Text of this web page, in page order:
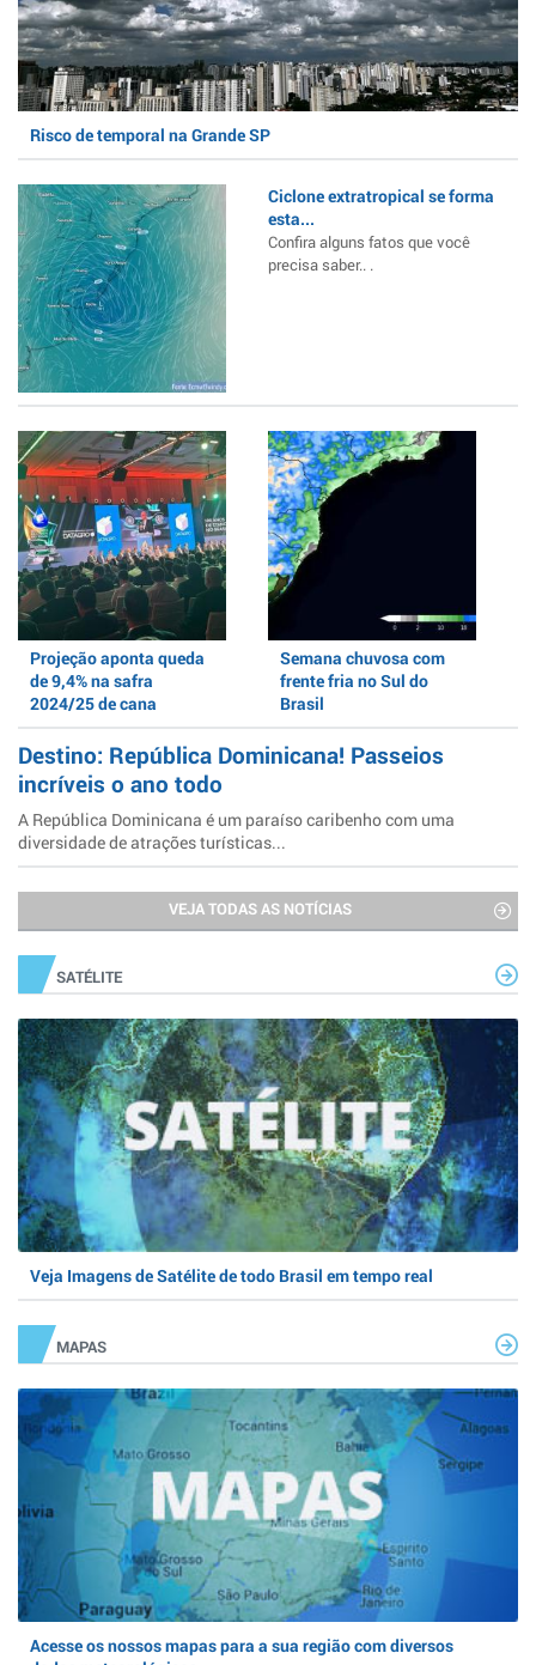
Risco de temporal na Grande SP
Ciclone extratropical se forma
esta...
Confira alguns fatos que você
precisa saber.. .
Projeção aponta queda
de 9,4% na safra
2024/25 de cana
Semana chuvosa com
frente fria no Sul do
Brasil
Destino: República Dominicana! Passeios
incríveis o ano todo
A República Dominicana é um paraíso caribenho com uma
diversidade de atrações turísticas...
VEJA TODAS AS NOTÍCIAS
SATÉLITE
Veja Imagens de Satélite de todo Brasil em tempo real
MAPAS
Acesse os nossos mapas para a sua região com diversos